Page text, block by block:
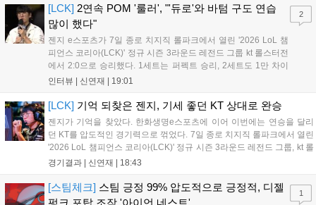
이’ 출시가 예정돼 있으며, 2027년에는 ‘Ragnarok 3’ 등 대작을 글로벌
출시할 계획이다. 그라비티는 조인트벤처 설립과 라그나로크 에코 시스
템 구축을 통해 신성장 동력을 확보할 방침이다....
[LCK] 2연속 POM '룰러', "'듀로'와 바텀 구도 연습
많이 했다"
젠지 e스포츠가 7일 종로 치지직 롤파크에서 열린 '2026 LoL 챔
피언스 코리아(LCK)' 정규 시즌 3라운드 레전드 그룹 kt 롤스터전
에서 2:0으로 승리했다. 1세트는 퍼펙트 승리, 2세트도 1만 차이
를 벌리며 25분 만에 승리하면서 말 그대로 압도적인 경기력을 선
하며 POM에 선정됐...
인터뷰 | 신연재 | 19:01
2
[LCK] 기억 되찾은 젠지, 기세 좋던 KT 상대로 완승
젠지가 기억을 찾았다. 한화생명e스포츠에 이어 이번에는 연승을 달리
던 KT를 압도적인 경기력으로 꺾었다. 7일 종로 치지직 롤파크에서 열린
'2026 LoL 챔피언스 코리아(LCK)' 정규 시즌 3라운드 레전드 그룹, kt 롤
스터와 젠지 e스포츠의 대결에서 젠지가 압승을 거뒀다. 개막주까지만
경기결과 | 신연재 | 18:43
[스팀체크] 스팀 긍정 99% 압도적으로 긍정적, 디젤
펑크 포탑 조작 '아이언 네스트'
1